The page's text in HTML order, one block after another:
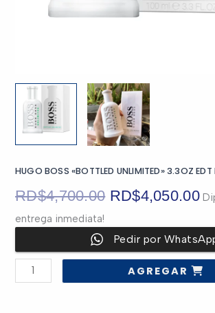
HUGO BOSS «BOTTLED UNLIMITED» 3.3OZ EDT
RD$4,700.00 El
precio
original
era:
RD$4,050.00El
entrega inmediata!
Pedir por
HUGO
BOSS
"BOTTLED
AGREGAR